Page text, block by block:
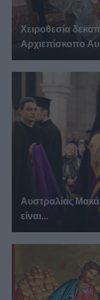
Χειροθεσία
Αρχιεπίσκοπο
Αυστραλίας
είναι...